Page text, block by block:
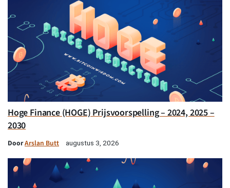
Hoge Finance (HOGE) Prijsvoorspelling – 2024, 2025 –
2030
DoorArslan Butt augustus 3, 2026